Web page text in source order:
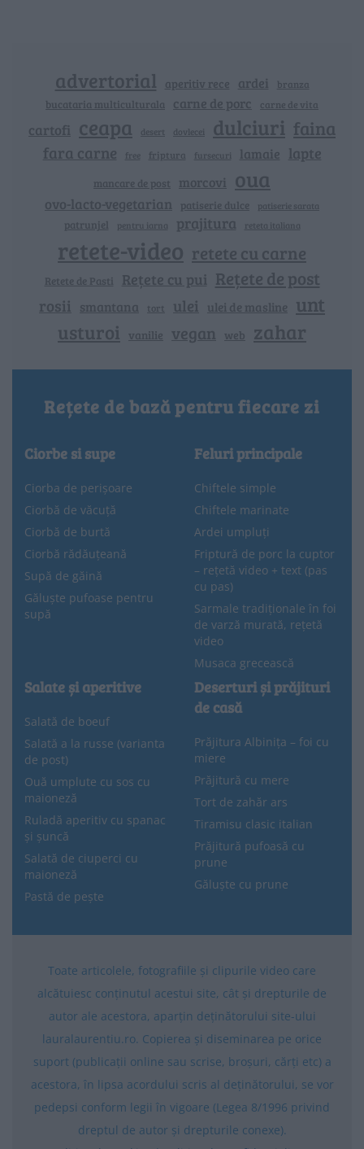
advertorial aperitiv rece ardei branza
bucataria multiculturala carne de porc carne de vita
cartofi ceapa desert dovlecei dulciuri faina
fara carne free friptura fursecuri lamaie lapte
mancare de post morcovi oua
ovo-lacto-vegetarian patiserie dulce patiserie sarata
patrunjel pentru iarna prajitura reteta italiana
retete-video retete cu carne
Retete de Pasti Rețete cu pui Rețete de post
rosii smantana tort ulei ulei de masline unt
usturoi vanilie vegan web zahar
Rețete de bază pentru fiecare zi
Ciorbe si supe
Ciorba de perișoare
Ciorbă de văcuță
Ciorbă de burtă
Ciorbă rădăuțeană
Supă de găină
Găluște pufoase pentru
supă
Feluri principale
Chiftele simple
Chiftele marinate
Ardei umpluți
Friptură de porc la cuptor
– rețetă video + text (pas
cu pas)
Sarmale tradiționale în foi
de varză murată, rețetă
video
Musaca grecească
Salate și aperitive
Salată de boeuf
Salată a la russe (varianta
de post)
Ouă umplute cu sos cu
maioneză
Ruladă aperitiv cu spanac
și șuncă
Salată de ciuperci cu
maioneză
Pastă de pește
Deserturi și prăjituri
de casă
Prăjitura Albinița – foi cu
miere
Prăjitură cu mere
Tort de zahăr ars
Tiramisu clasic italian
Prăjitură pufoasă cu
prune
Găluște cu prune
Toate articolele, fotografiile și clipurile video care
alcătuiesc conținutul acestui site, cât și drepturile de
autor ale acestora, aparțin deținătorului site-ului
lauralaurentiu.ro. Copierea și diseminarea pe orice
suport (publicații online sau scrise, broșuri, cărți etc) a
acestora, în lipsa acordului scris al deținătorului, se vor
pedepsi conform legii în vigoare (Legea 8/1996 privind
dreptul de autor și drepturile conexe).